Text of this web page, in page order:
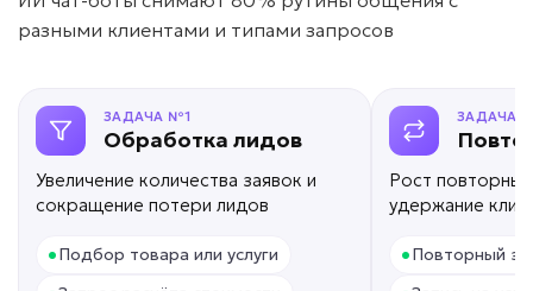
ИИ для расчета КП
• Ускорение подготовки КП в 20 раз
Срок реализации от 7 дней
разными клиентами и типами запросов
ЗАДАЧА №1
Обработка лидов
Увеличение количества заявок и
сокращение потери лидов
•Подбор товара или услуги
ЗАДАЧА
Рост
удержание
•Повторный